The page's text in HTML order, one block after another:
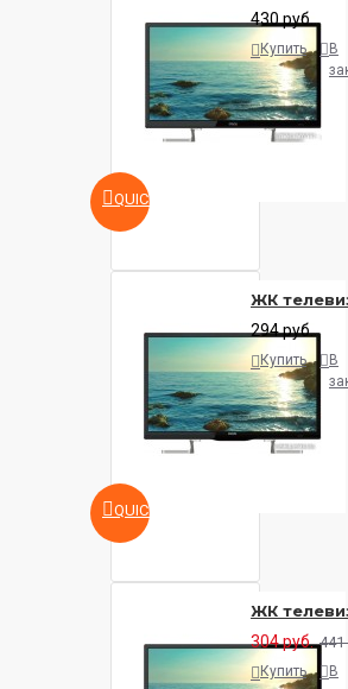
QUICKVIEW
430 руб.
Купить
В
QUICKVIEW
ЖК
294 руб.
Купить
В
ЖК
304 руб. 441
Купить
В